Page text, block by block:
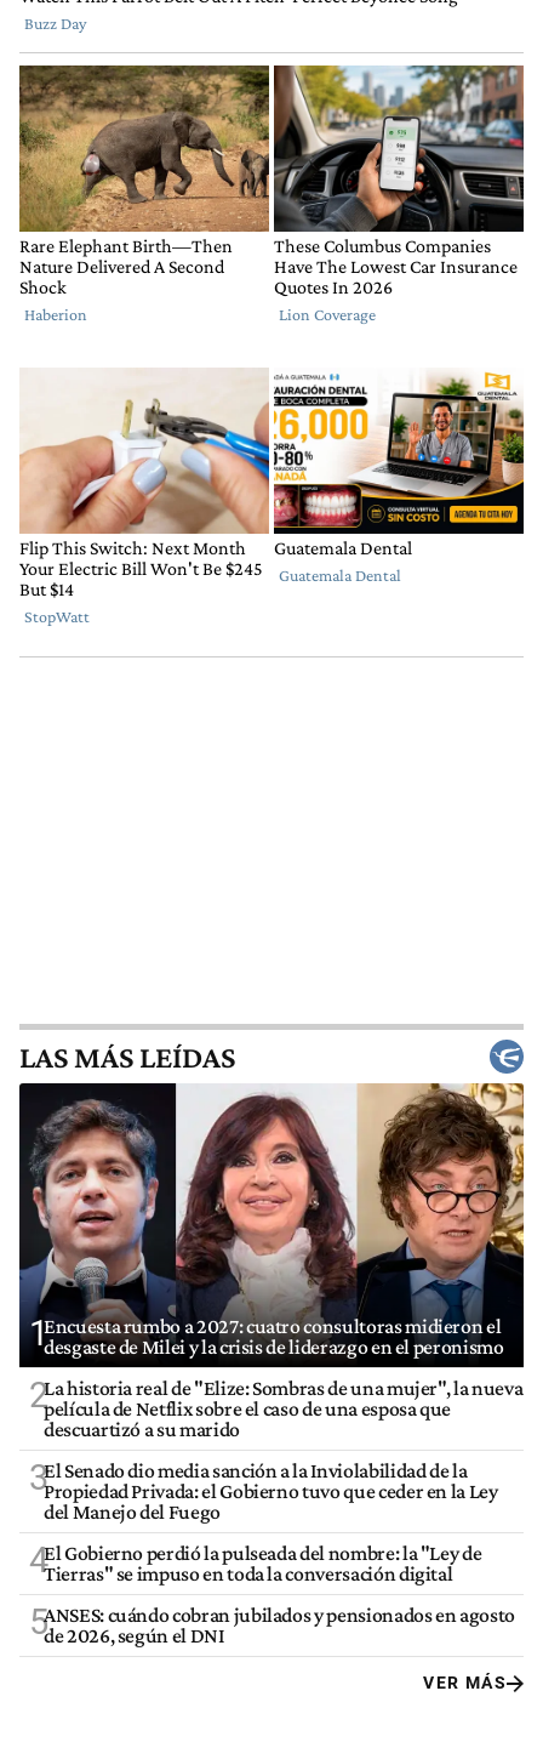
LAS MÁS LEÍDAS
1Encuesta rumbo a 2027: cuatro consultoras midieron el
desgaste de Milei y la crisis de liderazgo en el peronismo
2La historia real de "Elize: Sombras de una mujer", la nueva
película de Netflix sobre el caso de una esposa que
descuartizó a su marido
3El Senado dio media sanción a la Inviolabilidad de la
Propiedad Privada: el Gobierno tuvo que ceder en la Ley
del Manejo del Fuego
4El Gobierno perdió la pulseada del nombre: la "Ley de
Tierras" se impuso en toda la conversación digital
5ANSES: cuándo cobran jubilados y pensionados en agosto
de 2026, según el DNI
VER MÁS